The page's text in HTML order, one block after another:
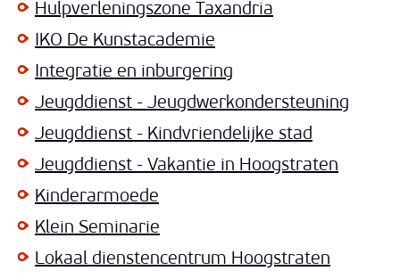
Hulpverleningszone Taxandria
IKO De Kunstacademie
Integratie en inburgering
Jeugddienst - Jeugdwerkondersteuning
Jeugddienst - Kindvriendelijke stad
Jeugddienst - Vakantie in Hoogstraten
Kinderarmoede
Klein Seminarie
Lokaal dienstencentrum Hoogstraten